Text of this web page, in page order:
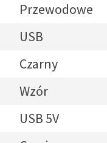
Przewodowe
USB
Czarny
Wzór
USB 5V